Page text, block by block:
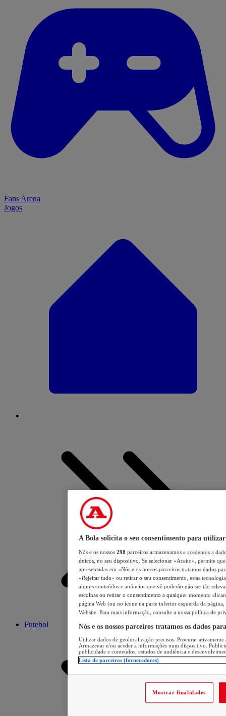
Fans Arena
Jogos
Futebol
A Bola solicita o seu consentimento para utilizar
Nós e os nossos 298 parceiros armazenamos e acedemos a
únicos, no seu dispositivo. Se selecionar «Aceito», permite
apresentadas em «Nós e os nossos parceiros tratamos dados
«Rejeitar tudo» ou retirar o seu consentimento, estas
alguns conteúdos e anúncios que vê poderão não ser tão
escolhas ou retirar o consentimento a qualquer momento
página Web (ou no ícone na parte inferior esquerda da página,
Website. Para mais informação, consulte a nossa política de
Nós e os nossos parceiros tratamos os dados
Utilizar dados de geolocalização precisos. Procurar
Armazenar e/ou aceder a informações num dispositivo.
publicidade e conteúdos, estudos de audiência e
Lista de parceiros (fornecedores)
Mostrar finalidades